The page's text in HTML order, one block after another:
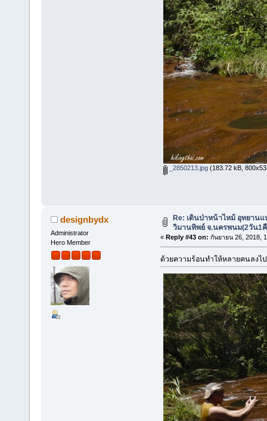
_2850213.jpg(183.72 kB,
designbydx
Administrator
Hero Member
Re: เดินป่าหน้าไหม้ อุทยาน
วิมานทิพย์ จ.นครพนม(2วัน1
« Reply #43 on: กันยายน 26, 2018,
ด้วยความร้อนทำให้หลายคนลงไ